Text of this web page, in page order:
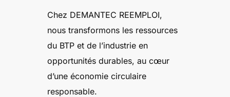
Chez DEMANTEC REEMPLOI,
nous transformons les ressources
du BTP et de l’industrie en
opportunités durables, au cœur
d’une économie circulaire
responsable.